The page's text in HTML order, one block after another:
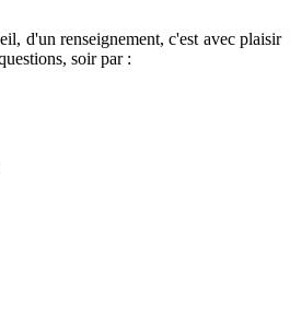
d'un renseignement, c'est avec plaisir
soir par :